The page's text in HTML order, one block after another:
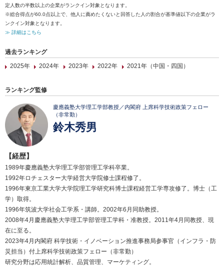
定人数の半数以上の企業がランクイン対象となります。
※総合得点が60.0点以上で、他人に薦めたくないと回答した人の割合が基準値以下の企業がラ
ンクイン対象となります。
≫ 詳細はこちら
過去ランキング
2025年
2024年 2023年 2022年 2021年（中国・四国）
ランキング監修
慶應義塾大学理工学部教授／内閣府 上席科学技術政策フェロー
（非常勤）
鈴木秀男
【経歴】
1989年慶應義塾大学理工学部管理工学科卒業。
1992年ロチェスター大学経営大学院修士課程修了。
1996年東京工業大学大学院理工学研究科博士課程経営工学専攻修了。博士（工
学）取得。
1996年筑波大学社会工学系・講師。2002年6月同助教授。
2008年4月慶應義塾大学理工学部管理工学科・准教授。2011年4月同教授、現
在に至る。
2023年4月内閣府 科学技術・イノベーション推進事務局参事官（インフラ・防
災担当）付上席科学技術政策フェロー（非常勤）
研究分野は応用統計解析、品質管理、マーケティング。